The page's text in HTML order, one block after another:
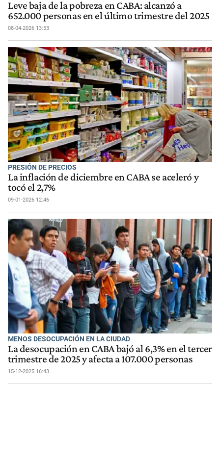
Leve baja de la pobreza en CABA: alcanzó a
652.000 personas en el último trimestre del 2025
08-04-2026 13:53
PRESIÓN DE PRECIOS
La inflación de diciembre en CABA se aceleró y
tocó el 2,7%
09-01-2026 12:46
MENOS DESOCUPACIÓN EN LA CIUDAD
La desocupación en CABA bajó al 6,3% en el tercer
trimestre de 2025 y afecta a 107.000 personas
15-12-2025 16:43